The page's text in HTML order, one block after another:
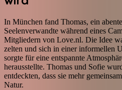
In München fand Thomas, ein
Seelenverwandte während eines
Mitgliedern von Love.nl. Die Idee
zelten und sich in einer informellen
sorgte für eine entspannte
herausstellte. Thomas und Sofie
entdeckten, dass sie mehr
Natur.